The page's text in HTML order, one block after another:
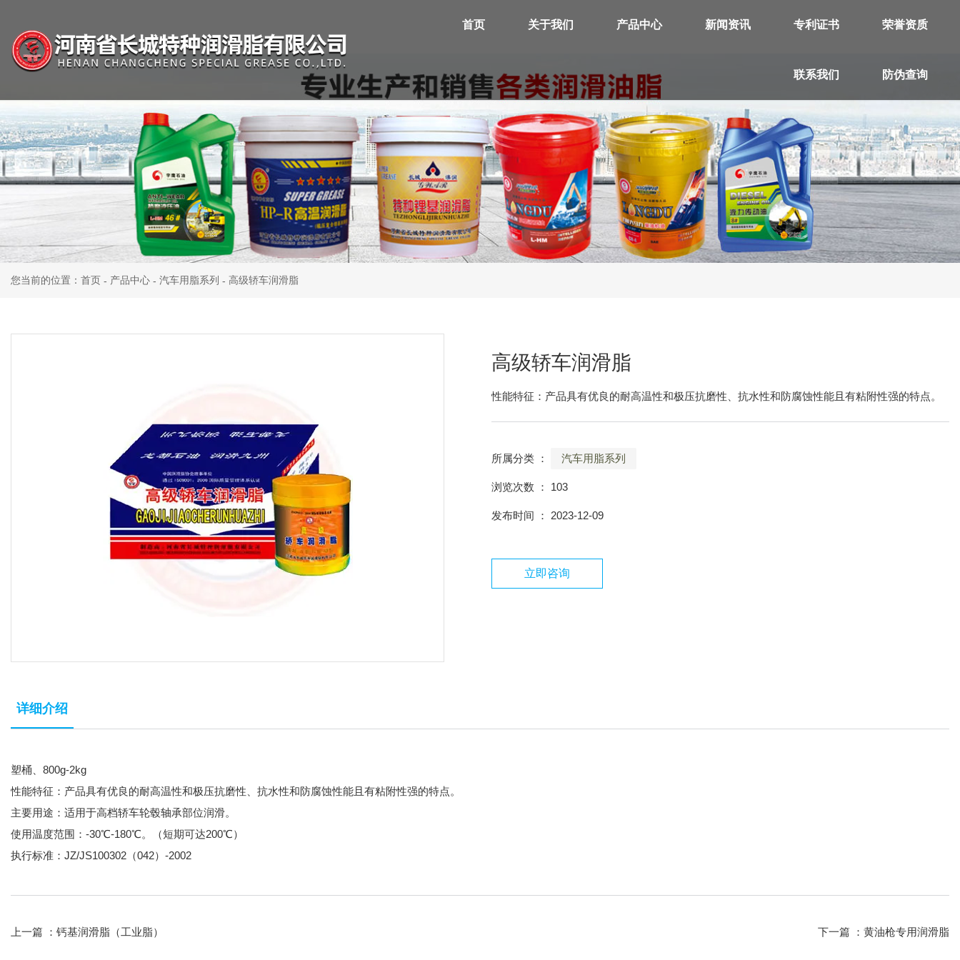
首页 关于我们 产品中心 新闻资讯 专利证书 荣誉资质
联系我们 防伪查询
您当前的位置：首页 - 产品中心 - 汽车用脂系列 - 高级轿车润滑脂
高级轿车润滑脂
性能特征：产品具有优良的耐高温性和极压抗磨性、抗水性和防腐蚀性能且有粘附性强的特点。
所属分类 ： 汽车用脂系列
浏览次数 ： 103
发布时间 ： 2023-12-09
立即咨询
详细介绍
塑桶、800g-2kg
性能特征：产品具有优良的耐高温性和极压抗磨性、抗水性和防腐蚀性能且有粘附性强的特点。
主要用途：适用于高档轿车轮毂轴承部位润滑。
使用温度范围：-30℃-180℃。（短期可达200℃）
执行标准：JZ/JS100302（042）-2002
上一篇 ： 钙基润滑脂（工业脂） 下一篇 ： 黄油枪专用润滑脂